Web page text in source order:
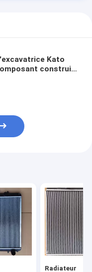
Kato
construit
Radiateur